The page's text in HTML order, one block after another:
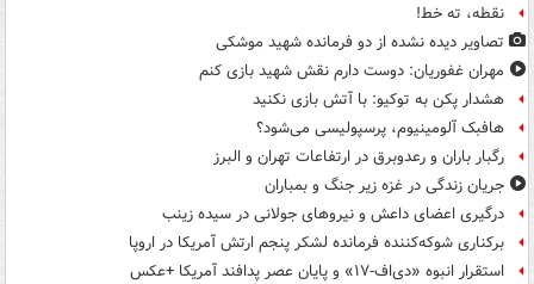
نقطه، ته خط!
تصاویر دیده‌ نشده از دو فرمانده شهید موشکی
مهران غفوریان: دوست دارم نقش شهید بازی کنم
هشدار پکن به توکیو: با آتش بازی نکنید
هافبک آلومینیوم، پرسپولیسی می‌شود؟
رگبار باران و رعدوبرق در ارتفاعات تهران و البرز
جریان زندگی در غزه زیر جنگ و بمباران
درگیری اعضای داعش و نیروهای جولانی در سیده زینب
برکناری شوکه‌کننده فرمانده لشکر پنجم ارتش آمریکا در اروپا
استقرار انبوه «دی‌اف‑۱۷» و پایان عصر پدافند آمریکا +عکس